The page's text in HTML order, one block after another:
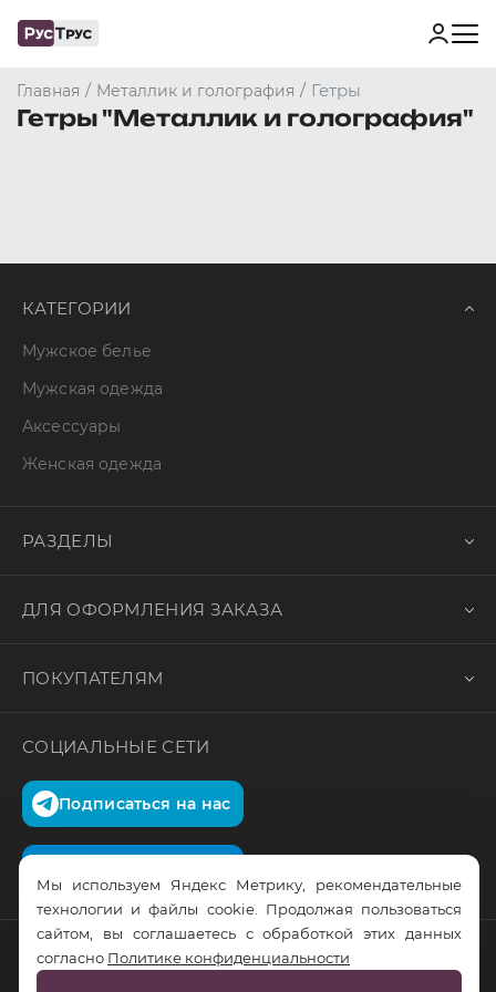
Главная / Металлик и голография / Гетры
Гетры "Металлик и голография"
КАТЕГОРИИ
Мужское белье
Мужская одежда
Аксессуары
Женская одежда
РАЗДЕЛЫ
ДЛЯ ОФОРМЛЕНИЯ ЗАКАЗА
ПОКУПАТЕЛЯМ
СОЦИАЛЬНЫЕ СЕТИ
Подписаться на нас
© RusTrus. 2011-2026. Все права защищены
Мы используем Яндекс Метрику, рекомендательные
технологии и файлы cookie. Продолжая пользоваться
сайтом, вы соглашаетесь с обработкой этих данных
согласно Политике конфиденциальности